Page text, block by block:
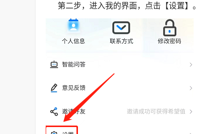
第二步，进入我的界面，点击【设置】。